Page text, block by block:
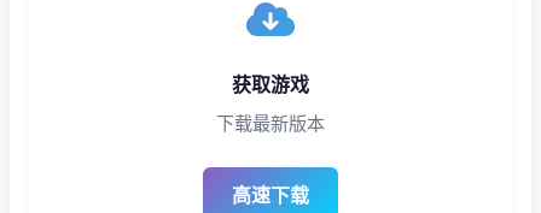
获取游戏
下载最新版本
高速下载